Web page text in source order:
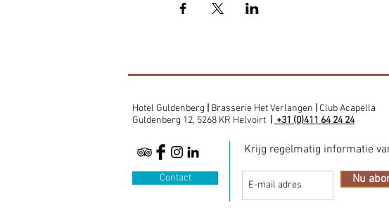
Hotel Guldenberg Brasserie Het Verlangen
Club Acapella
Guldenberg 12, 5268 KR Helvoirt
+31 (0)411 64 24 24
Contact
Krijg regelmatig informatie
Nu